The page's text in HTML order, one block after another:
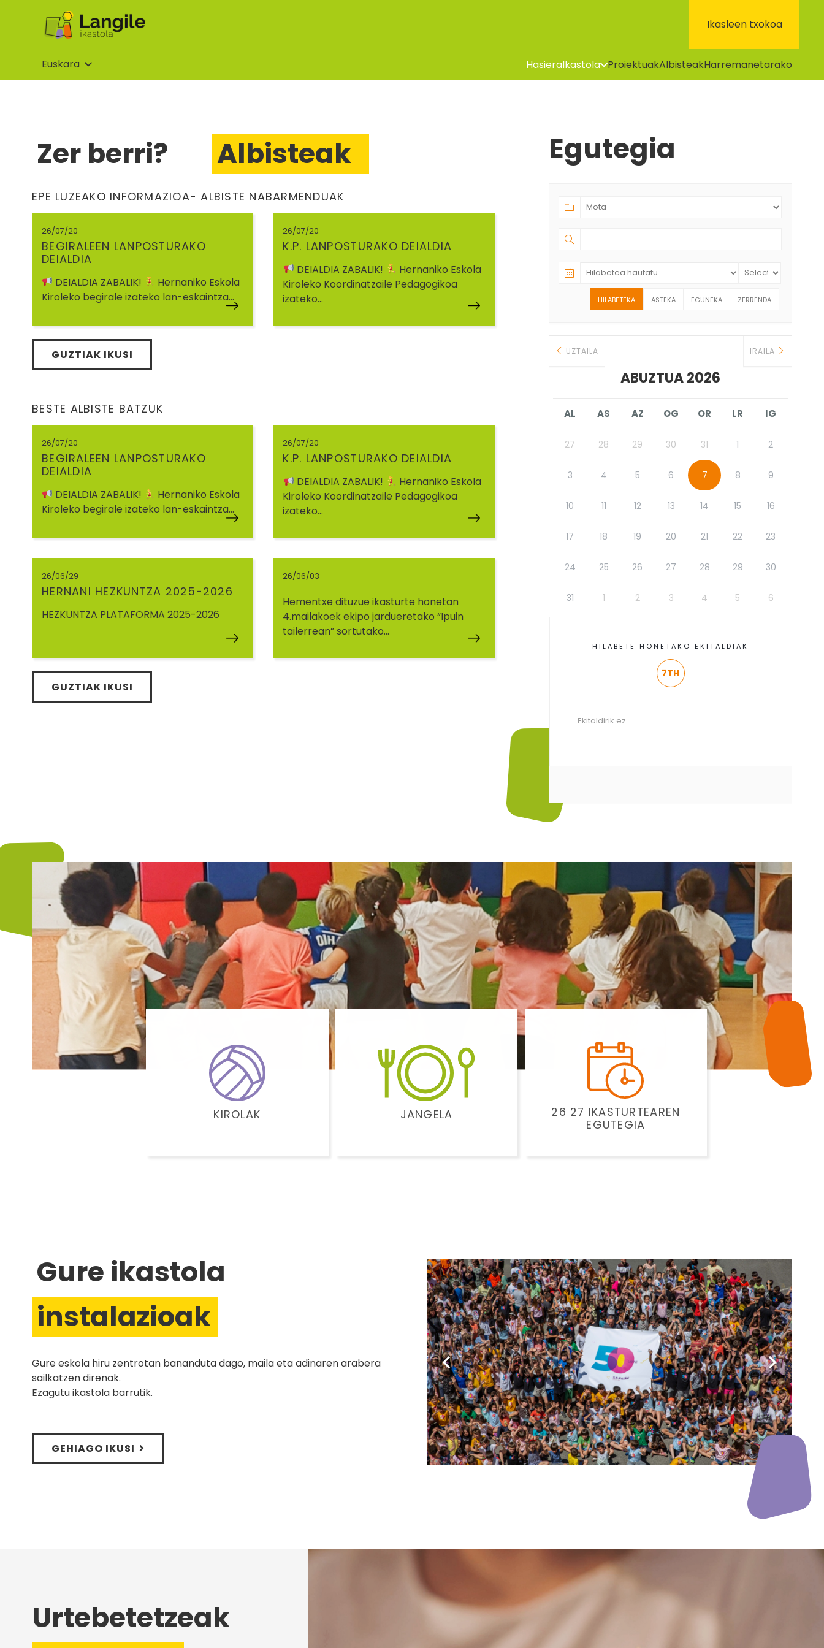
Ikasleen txokoa
Euskara HasieraIkastola ProiektuakAlbisteakHarremanetarako
Zer berri? Albisteak
EPE LUZEAKO INFORMAZIOA- ALBISTE NABARMENDUAK
26/07/20
BEGIRALEEN LANPOSTURAKO
DEIALDIA
DEIALDIA ZABALIK!
Hernaniko Eskola
Kiroleko begirale izateko lan-eskaintza…
26/07/20
K.P. LANPOSTURAKO DEIALDIA
DEIALDIA ZABALIK!
Hernaniko Eskola
Kiroleko Koordinatzaile Pedagogikoa
izateko…
GUZTIAK IKUSI
BESTE ALBISTE BATZUK
26/07/20
BEGIRALEEN LANPOSTURAKO
DEIALDIA
DEIALDIA ZABALIK!
Hernaniko Eskola
Kiroleko begirale izateko lan-eskaintza…
26/07/20
K.P. LANPOSTURAKO DEIALDIA
DEIALDIA ZABALIK!
Hernaniko Eskola
Kiroleko Koordinatzaile Pedagogikoa
izateko…
26/06/29
HERNANI HEZKUNTZA 2025-2026
HEZKUNTZA PLATAFORMA 2025-2026
26/06/03
Hementxe dituzue ikasturte honetan
4.mailakoek ekipo jardueretako “Ipuin
tailerrean” sortutako…
GUZTIAK IKUSI
Egutegia
HILABETEKA ASTEKA EGUNEKA ZERRENDA
UZTAILA
ABUZTUA 2026
IRAILA
AL AS AZ OG OR LR IG
27 28 29 30 31 1 2
3 4 5 6 7 8 9
10 11 12 13 14 15 16
17 18 19 20 21 22 23
24 25 26 27 28 29 30
31 1 2 3 4 5 6
HILABETE HONETAKO EKITALDIAK
7TH
Ekitaldirik ez
KIROLAK JANGELA
26 27 IKASTURTEAREN
EGUTEGIA
Gure ikastola
instalazioak
Gure eskola hiru zentrotan bananduta dago, maila eta adinaren arabera
sailkatzen direnak.
Ezagutu ikastola barrutik.
GEHIAGO IKUSI
Urtebetetzeak